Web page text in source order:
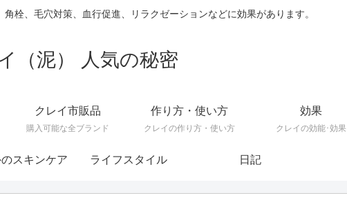
栓、毛穴対策、血行促進、リラクゼーションなどに効果があります。
（泥） 人気の秘密
クレイ市販品
購入可能な全ブランド
作り方・使い方
クレイの作り方・使い方
効果
クレイの効能･効果
スキンケア ライフスタイル 日記